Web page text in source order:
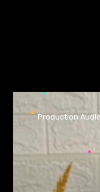
Production